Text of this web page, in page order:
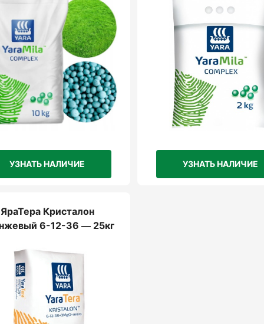
УЗНАТЬ НАЛИЧИЕ УЗНАТЬ НАЛИЧИЕ
ЯраТера Кристалон
6-12-36 — 25кг